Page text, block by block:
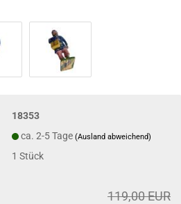
18353
ca. 2-5 Tage(Ausland abweichend)
1Stück
119,00 EUR